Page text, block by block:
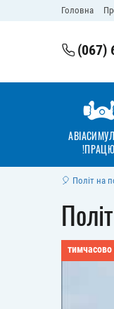
Головна
(067)
🎈 Політ на
тимчасово